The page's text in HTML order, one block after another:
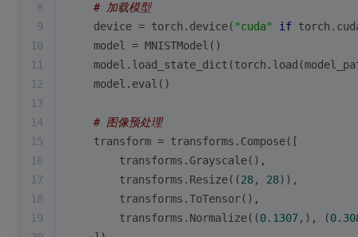
8
# 加载模型
9
    device = torch.device(
"cuda" if
10
    model = MNISTModel()
11
12
    model.
eval ()
13
14
# 图像预处理
15
    transform = transforms.Compose([
16
        transforms.Grayscale(),
17
        transforms.Resize((
28, 28)),
18
        transforms.ToTensor(),
19
        transforms.Normalize((
0.1307,), (